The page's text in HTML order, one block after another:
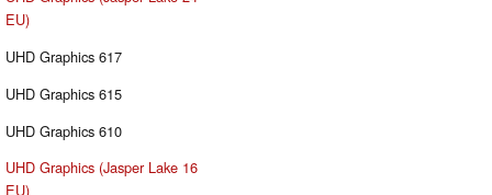
EU)
UHD Graphics 617
UHD Graphics 615
UHD Graphics 610
UHD Graphics (Jasper Lake 16
EU)